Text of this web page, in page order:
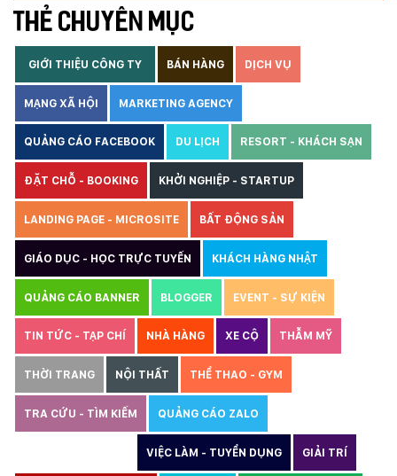
THẺ CHUYÊN MỤC
GIỚI THIỆU CÔNG TY BÁN HÀNG DỊCH VỤ
MẠNG XÃ HỘI MARKETING AGENCY
QUẢNG CÁO FACEBOOK DU LỊCH RESORT - KHÁCH SẠN
ĐẶT CHỖ - BOOKING KHỞI NGHIỆP - STARTUP
LANDING PAGE - MICROSITE BẤT ĐỘNG SẢN
GIÁO DỤC - HỌC TRỰC TUYẾN KHÁCH HÀNG NHẬT
QUẢNG CÁO BANNER BLOGGER EVENT - SỰ KIỆN
TIN TỨC - TẠP CHÍ NHÀ HÀNG XE CỘ THẪM MỸ
THỜI TRANG NỘI THẤT THỂ THAO - GYM
TRA CỨU - TÌM KIẾM QUẢNG CÁO ZALO
VIỆC LÀM - TUYỂN DỤNG GIẢI TRÍ